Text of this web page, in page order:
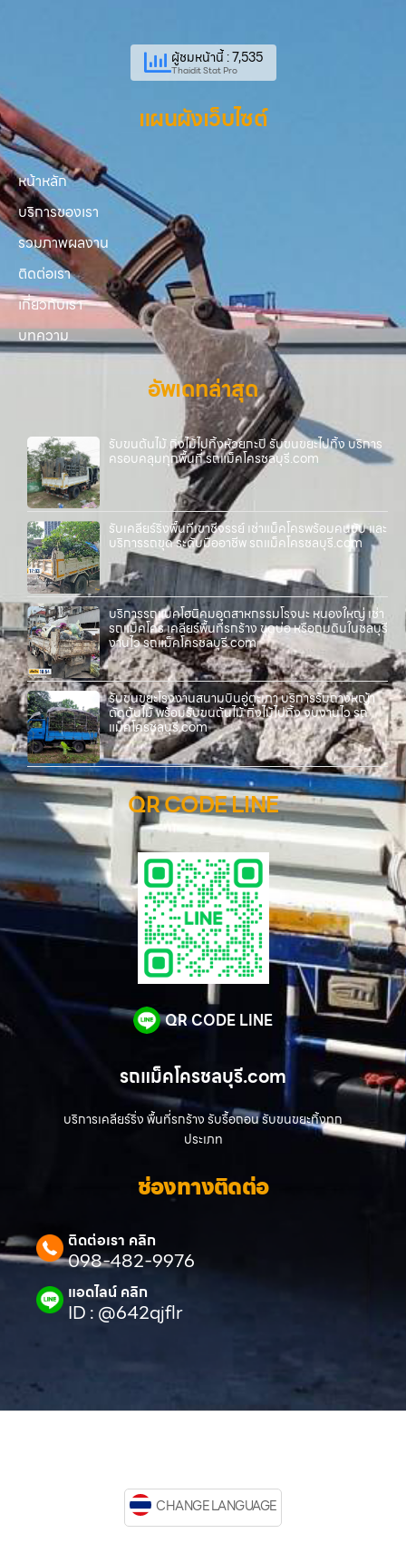
ผู้ชมหน้านี้ : 7,535
Thaidit Stat Pro
แผนผังเว็บไซต์
หน้าหลัก
บริการของเรา
รวมภาพผลงาน
ติดต่อเรา
เกี่ยวกับเรา
บทความ
อัพเดทล่าสุด
รับขนต้นไม้ กิ่งไม้ไปทิ้งห้วยกะปิ รับขนขยะไปทิ้ง บริการ
ครอบคลุมทุกพื้นที่ รถแม็คโครชลบุรี.com
รับเคลียร์ริ่งพื้นที่เขาชีจรรย์ เช่าแม็คโครพร้อมคนขับ และ
บริการรถขุด ระดับมืออาชีพ รถแม็คโครชลบุรี.com
บริการรถแบคโฮนิคมอุตสาหกรรมโรจนะ หนองใหญ่ เช่า
รถแม็คโคร เคลียร์พื้นที่รกร้าง ขุดบ่อ หรือถมดินในชลบุรี
งานไว รถแม็คโครชลบุรี.com
รับขนขยะโรงงานสนามบินอู่ตะเภา บริการรับถางหญ้า
ตัดต้นไม้ พร้อมรับขนต้นไม้ กิ่งไม้ไปทิ้ง จบงานไว รถ
แม็คโครชลบุรี.com
QR CODE LINE
QR CODE LINE
รถแม็คโครชลบุรี.com
บริการเคลียร์ริ่ง พื้นที่รกร้าง รับรื้อถอน รับขนขยะทิ้งทุก
ประเภท
ช่องทางติดต่อ
ติดต่อเรา คลิก
098-482-9976
แอดไลน์ คลิก
ID : @642qjflr
CHANGE LANGUAGE